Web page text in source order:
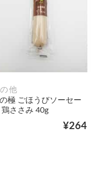
他
極 ごほうびソーセー
鶏ささみ 40g
¥264